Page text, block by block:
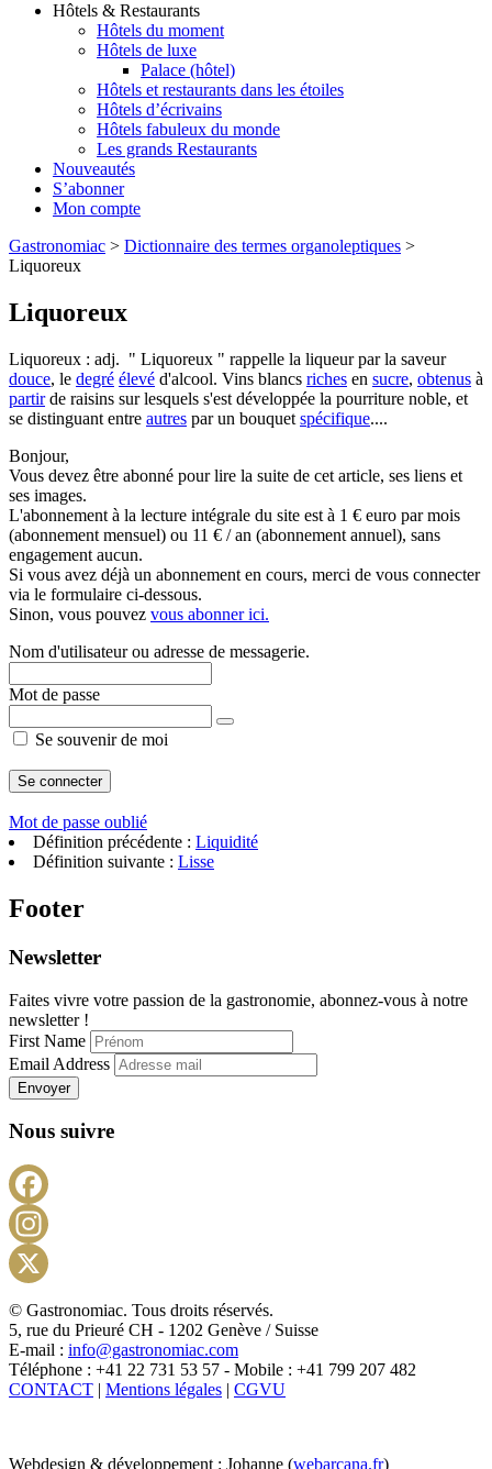
Hôtels & Restaurants
Hôtels du moment
Hôtels de luxe
Palace (hôtel)
Hôtels et restaurants dans les étoiles
Hôtels d’écrivains
Hôtels fabuleux du monde
Les grands Restaurants
Nouveautés
S’abonner
Mon compte
Gastronomiac > Dictionnaire des termes organoleptiques >
Liquoreux
Liquoreux
Liquoreux : adj. " Liquoreux " rappelle la liqueur par la saveur
douce, le degré élevé d'alcool. Vins blancs riches en sucre, obtenus à
partirde raisins sur lesquels s'est développée la pourriture noble, et
se distinguant entre autres par un bouquet spécifique....
Bonjour,
Vous devez être abonné pour lire la suite de cet article, ses liens et
ses images.
L'abonnement à la lecture intégrale du site est à 1 € euro par mois
(abonnement mensuel) ou 11 € / an (abonnement annuel), sans
engagement aucun.
Si vous avez déjà un abonnement en cours, merci de vous connecter
via le formulaire ci-dessous.
Sinon, vous pouvez vous abonner ici.
Nom d'utilisateur ou adresse de messagerie.
Mot de passe
Se souvenir de moi
Mot de passe oublié
Définition précédente : Liquidité
Définition suivante : Lisse
Footer
Newsletter
Faites vivre votre passion de la gastronomie, abonnez-vous à notre
newsletter !
First Name
Email Address
Envoyer
Nous suivre
X
© Gastronomiac. Tous droits réservés.
5, rue du Prieuré CH - 1202 Genève / Suisse
E-mail : info@gastronomiac.com
Téléphone : +41 22 731 53 57 - Mobile : +41 799 207 482
CONTACT | Mentions légales | CGVU
Webdesign & développement : Johanne (webarcana.fr)